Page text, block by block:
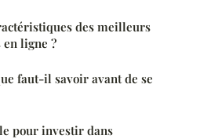
des meilleurs
ligne ?
faut-il savoir avant de se
pour investir dans